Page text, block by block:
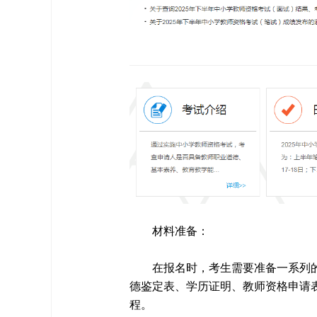
材料准备：
在报名时，考生需要准备一系列
德鉴定表、学历证明、教师资格申请
程。